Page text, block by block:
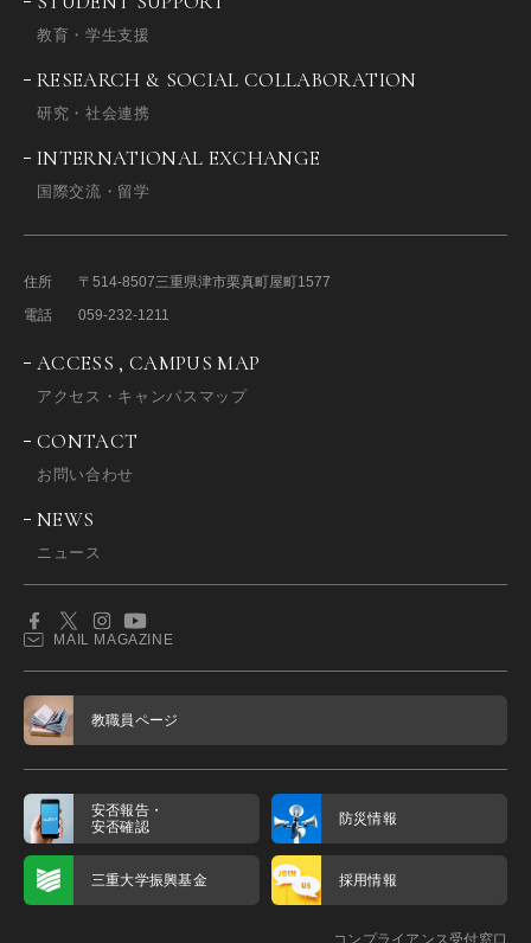
教育・学生支援
RESEARCH & SOCIAL COLLABORATION
研究・社会連携
INTERNATIONAL EXCHANGE
国際交流・留学
住所 〒514-8507三重県津市栗真町屋町1577
電話
059-232-1211
ACCESS , CAMPUS MAP
アクセス・キャンパスマップ
CONTACT
お問い合わせ
NEWS
ニュース
MAIL MAGAZINE
教職員ページ
安否報告・
安否確認
防災情報
三重大学振興基金 採用情報